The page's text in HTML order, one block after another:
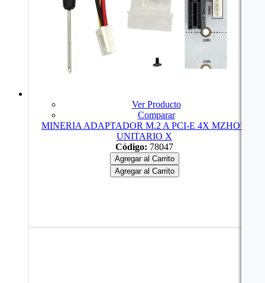
Ver Producto
Comparar
MINERIA ADAPTADOR M.2 A PCI-E 4X MZHOU
UNITARIO X
Código: 78047
Agregar al Carrito
Agregar al Carrito